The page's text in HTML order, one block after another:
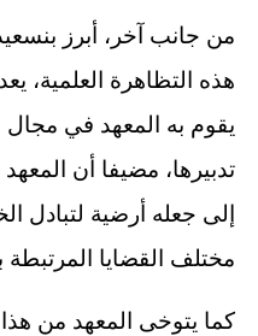
من جانب آخر، أبرز
هذه التظاهرة العلمية،
يقوم به المعهد في مجال
تدبيرها، مضيفا أن
إلى جعله أرضية لتبادل
مختلف القضايا المرتبطة
كما يتوخى المعهد من